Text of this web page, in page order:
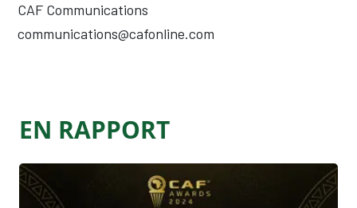
CAF Communications
communications@cafonline.com
EN RAPPORT